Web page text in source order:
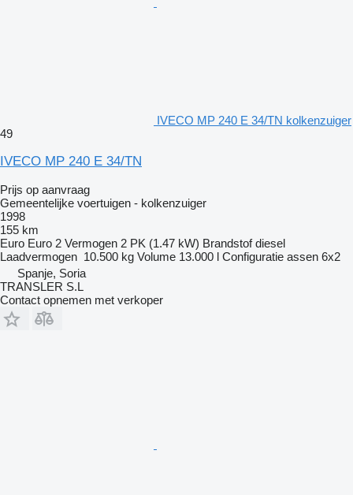
IVECO MP 240 E 34/TN kolkenzuiger
49
IVECO MP 240 E 34/TN
Prijs op aanvraag
Gemeentelijke voertuigen - kolkenzuiger
1998
155 km
Euro Euro 2 Vermogen 2 PK (1.47 kW) Brandstof diesel
Laadvermogen 10.500 kg Volume 13.000 l Configuratie assen 6x2
Spanje, Soria
TRANSLER S.L
Contact opnemen met verkoper